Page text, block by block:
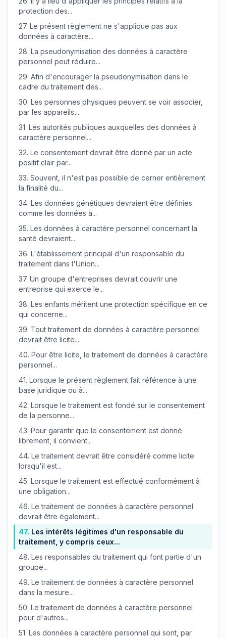
protection des...
27. Le présent règlement ne s'applique pas aux
données à caractère...
28. La pseudonymisation des données à caractère
personnel peut réduire...
29. Afin d'encourager la pseudonymisation dans le
cadre du traitement des...
30. Les personnes physiques peuvent se voir associer,
par les appareils,...
31. Les autorités publiques auxquelles des données à
caractère personnel...
32. Le consentement devrait être donné par un acte
positif clair par...
33. Souvent, il n'est pas possible de cerner entièrement
la finalité du...
34. Les données génétiques devraient être définies
comme les données à...
35. Les données à caractère personnel concernant la
santé devraient...
36. L'établissement principal d'un responsable du
traitement dans l'Union...
37. Un groupe d'entreprises devrait couvrir une
entreprise qui exerce le...
38. Les enfants méritent une protection spécifique en ce
qui concerne...
39. Tout traitement de données à caractère personnel
devrait être licite...
40. Pour être licite, le traitement de données à caractère
personnel...
41. Lorsque le présent règlement fait référence à une
base juridique ou à...
42. Lorsque le traitement est fondé sur le consentement
de la personne...
43. Pour garantir que le consentement est donné
librement, il convient...
44. Le traitement devrait être considéré comme licite
lorsqu'il est...
45. Lorsque le traitement est effectué conformément à
une obligation...
46. Le traitement de données à caractère personnel
devrait être également...
47. Les intérêts légitimes d'un responsable du
traitement, y compris ceux...
48. Les responsables du traitement qui font partie d'un
groupe...
49. Le traitement de données à caractère personnel
dans la mesure...
50. Le traitement de données à caractère personnel
pour d'autres...
51. Les données à caractère personnel qui sont, par